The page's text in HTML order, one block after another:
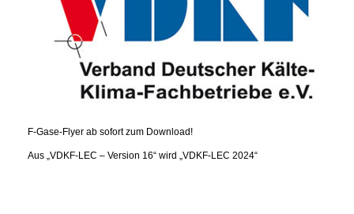
F-Gase-Flyer ab sofort zum Download!
Aus „VDKF-LEC – Version 16“ wird „VDKF-LEC 2024“